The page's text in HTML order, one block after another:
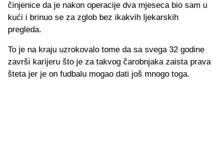
činjenice da je nakon operacije dva mjeseca bio sam u
kući i brinuo se za zglob bez ikakvih ljekarskih
pregleda.
To je na kraju uzrokovalo tome da sa svega 32 godine
završi karijeru što je za takvog čarobnjaka zaista prava
šteta jer je on fudbalu mogao dati još mnogo toga.